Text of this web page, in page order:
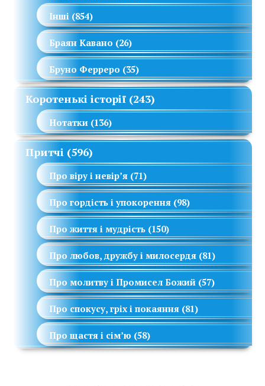
Інші (854)
Браян Кавано (26)
Бруно Ферреро (35)
Коротенькі історії (243)
Нотатки (136)
Притчі (596)
Про віру і невір’я (71)
Про гордість і упокорення (98)
Про життя і мудрість (150)
Про любов, дружбу і милосердя (81)
Про молитву і Промисел Божий (57)
Про спокусу, гріх і покаяння (81)
Про щастя і сім’ю (58)